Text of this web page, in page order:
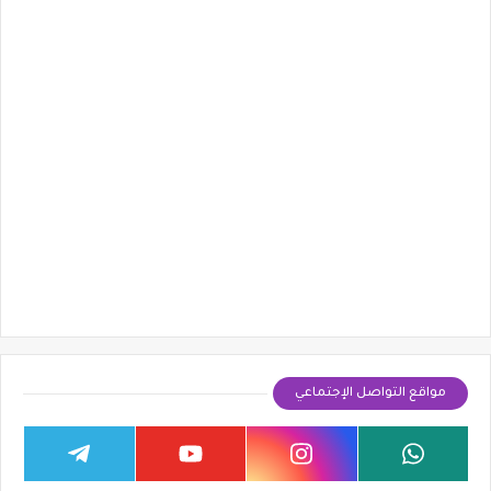
مواقع التواصل الإجتماعي